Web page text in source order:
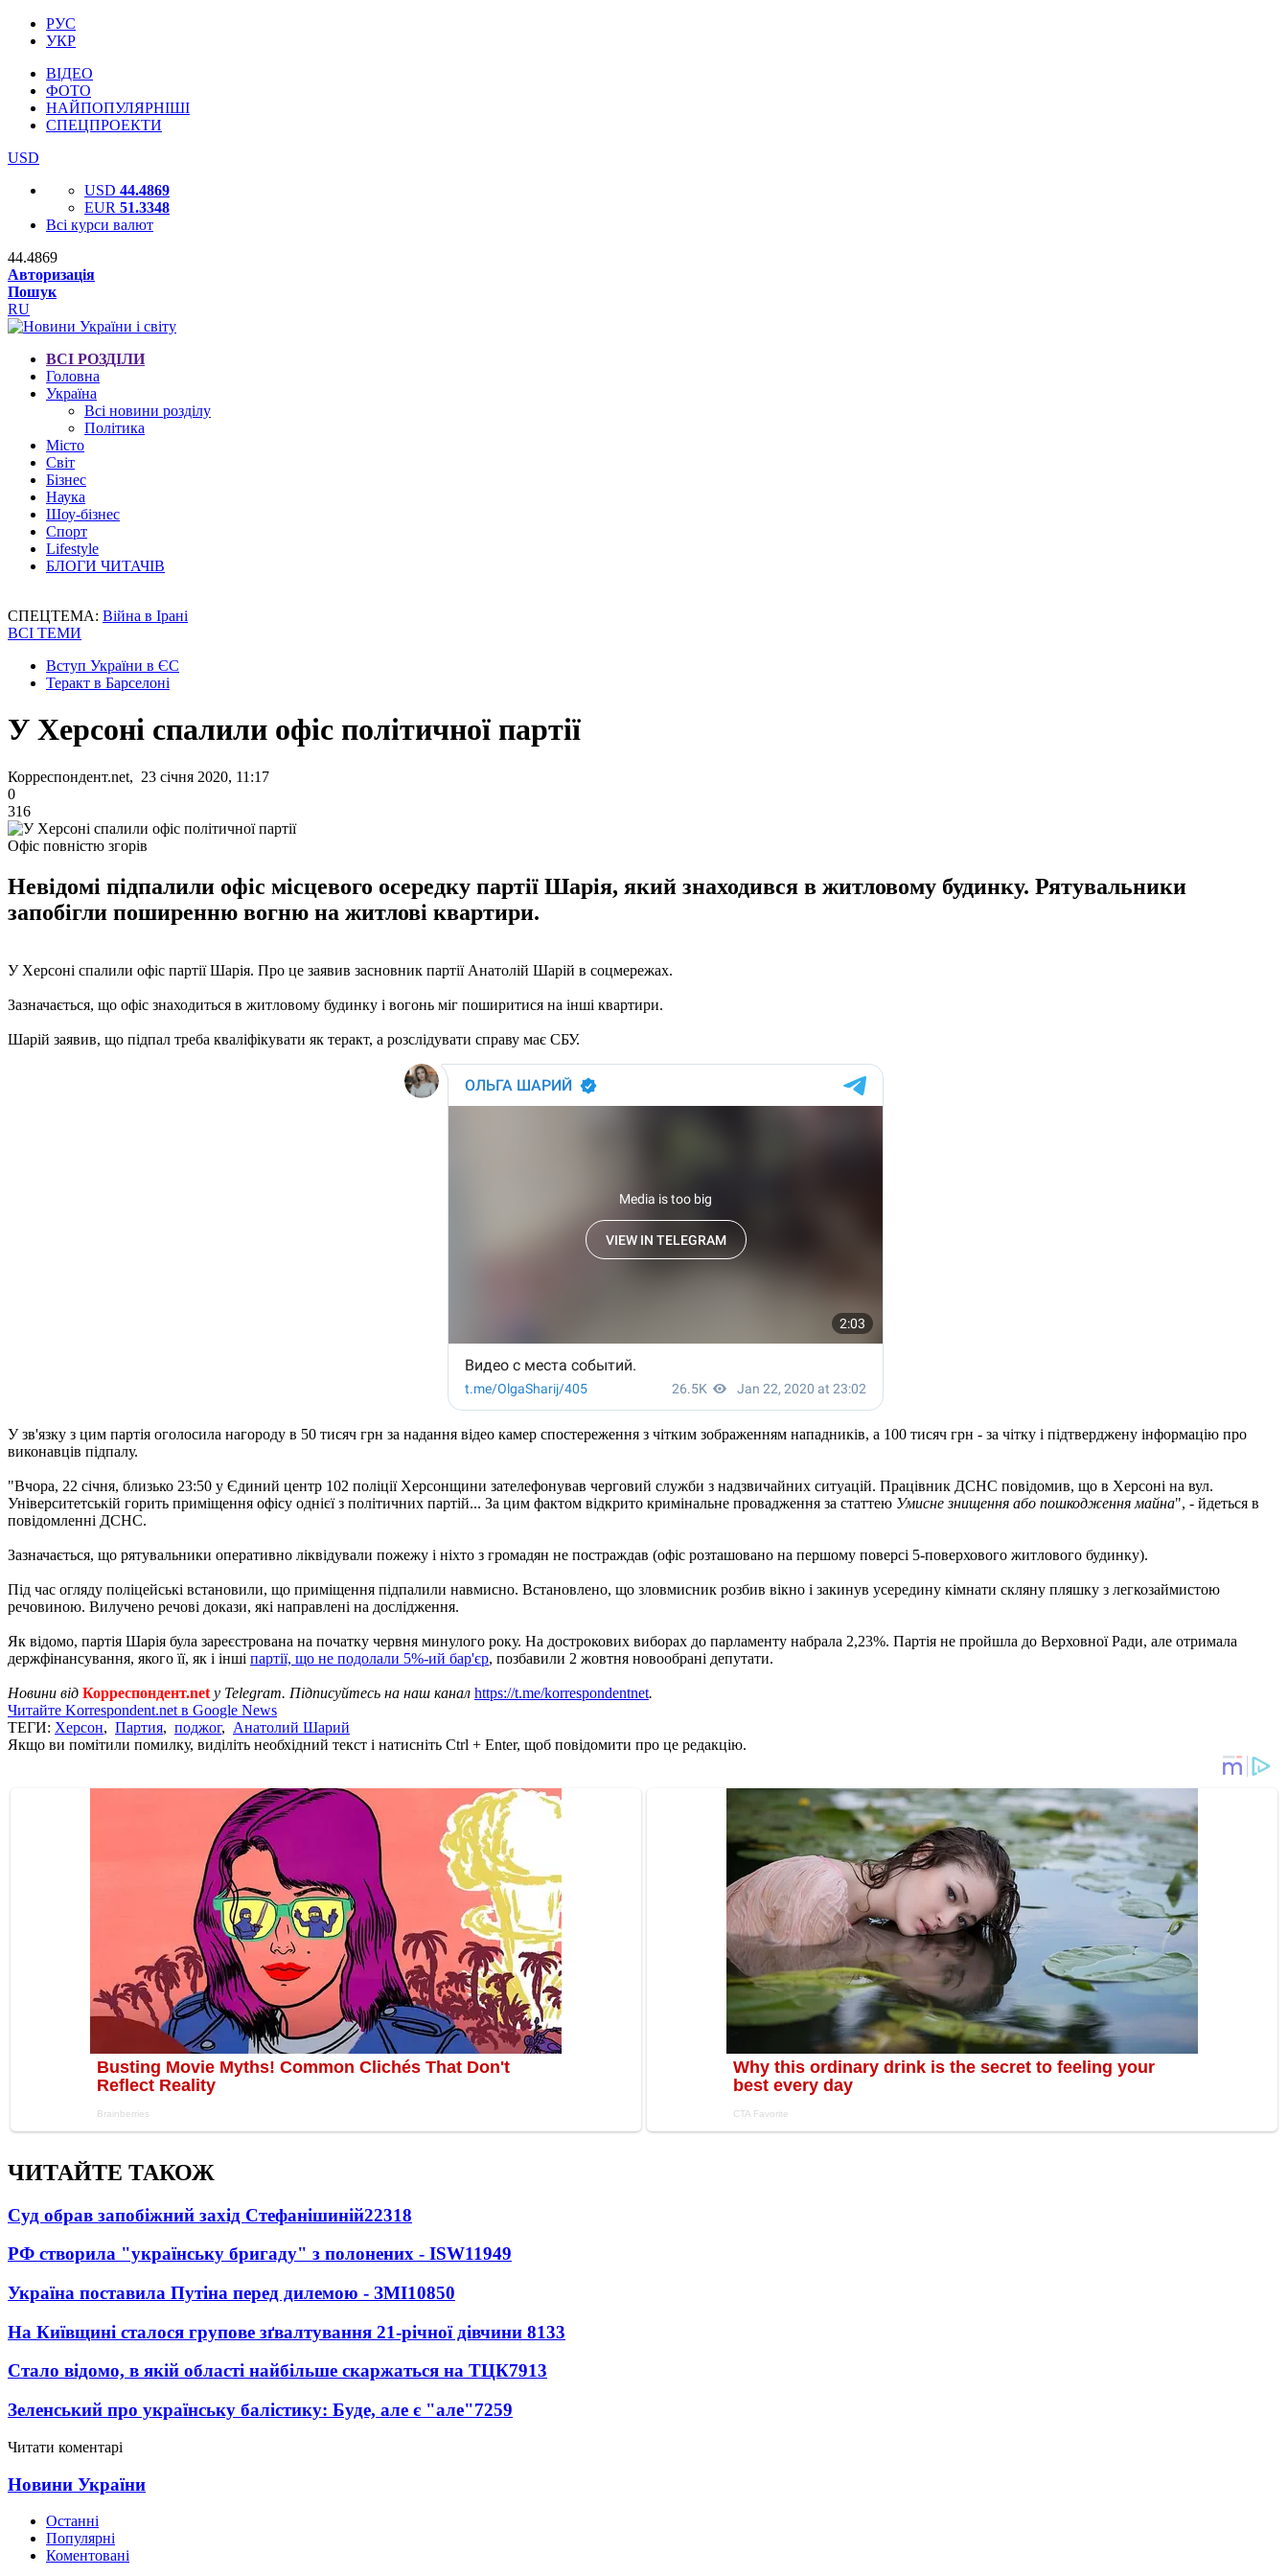
РУС
УКР
ВІДЕО
ФОТО
НАЙПОПУЛЯРНІШІ
СПЕЦПРОЕКТИ
USD
USD 44.4869
EUR 51.3348
Всі курси валют
44.4869
Авторизація
Пошук
RU
ВСІ РОЗДІЛИ
Головна
Україна
Всі новини розділу
Політика
Місто
Світ
Бізнес
Наука
Шоу-бізнес
Спорт
Lifestyle
БЛОГИ ЧИТАЧІВ
СПЕЦТЕМА: Війна в Ірані
ВСІ ТЕМИ
Вступ України в ЄС
Теракт в Барселоні
У Херсоні спалили офіс політичної партії
Корреспондент.net, 23 січня 2020, 11:17
0
316
Офіс повністю згорів
Невідомі підпалили офіс місцевого осередку партії Шарія, який знаходився в житловому будинку. Рятувальники
запобігли поширенню вогню на житлові квартири.
У Херсоні спалили офіс партії Шарія. Про це заявив засновник партії Анатолій Шарій в соцмережах.
Зазначається, що офіс знаходиться в житловому будинку і вогонь міг поширитися на інші квартири.
Шарій заявив, що підпал треба кваліфікувати як теракт, а розслідувати справу має СБУ.
У зв'язку з цим партія оголосила нагороду в 50 тисяч грн за надання відео камер спостереження з чітким зображенням нападників, а 100 тисяч грн - за чітку і підтверджену інформацію про
виконавців підпалу.
"Вчора, 22 січня, близько 23:50 у Єдиний центр 102 поліції Херсонщини зателефонував черговий служби з надзвичайних ситуацій. Працівник ДСНС повідомив, що в Херсоні на вул.
Університетській горить приміщення офісу однієї з політичних партій... За цим фактом відкрито кримінальне провадження за статтею Умисне знищення або пошкодження майна", - йдеться в
повідомленні ДСНС.
Зазначається, що рятувальники оперативно ліквідували пожежу і ніхто з громадян не постраждав (офіс розташовано на першому поверсі 5-поверхового житлового будинку).
Під час огляду поліцейські встановили, що приміщення підпалили навмисно. Встановлено, що зловмисник розбив вікно і закинув усередину кімнати скляну пляшку з легкозаймистою
речовиною. Вилучено речові докази, які направлені на дослідження.
Як відомо, партія Шарія була зареєстрована на початку червня минулого року. На дострокових виборах до парламенту набрала 2,23%. Партія не пройшла до Верховної Ради, але отримала
держфінансування, якого її, як і інші партії, що не подолали 5%-ий бар'єр, позбавили 2 жовтня новообрані депутати.
Новини від Корреспондент.net у Telegram. Підписуйтесь на наш канал https://t.me/korrespondentnet.
Читайте Korrespondent.net в Google News
ТЕГИ: Херсон, Партия, поджог, Анатолий Шарий
Якщо ви помітили помилку, виділіть необхідний текст і натисніть Ctrl + Enter, щоб повідомити про це редакцію.
ЧИТАЙТЕ ТАКОЖ
Суд обрав запобіжний захід Стефанішиній22318
РФ створила "українську бригаду" з полонених - ISW11949
Україна поставила Путіна перед дилемою - ЗМІ10850
На Київщині сталося групове зґвалтування 21-річної дівчини 8133
Стало відомо, в якій області найбільше скаржаться на ТЦК7913
Зеленський про українську балістику: Буде, але є "але"7259
Читати коментарі
Новини України
Останні
Популярні
Коментовані